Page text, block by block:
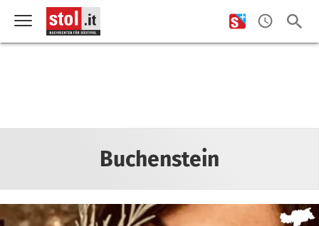
Buchenstein